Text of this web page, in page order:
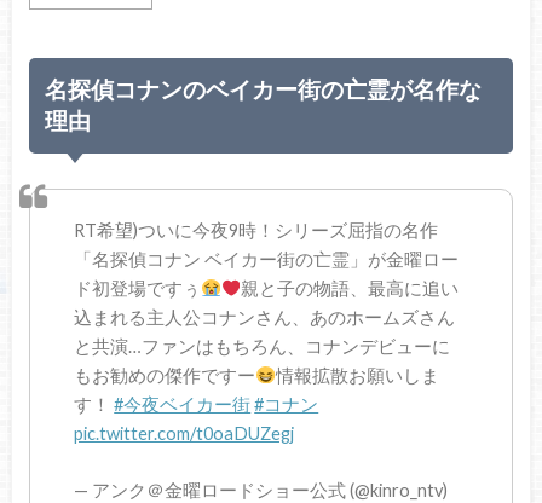
名探偵コナンのベイカー街の亡霊が名作な
理由
RT希望)ついに今夜9時！シリーズ屈指の名作
「名探偵コナン ベイカー街の亡霊」が金曜ロー
ド初登場ですぅ
親と子の物語、最高に追い
込まれる主人公コナンさん、あのホームズさん
と共演…ファンはもちろん、コナンデビューに
もお勧めの傑作ですー
情報拡散お願いしま
す！#今夜ベイカー街#コナン
pic.twitter.com/t0oaDUZegj
— アンク＠金曜ロードショー公式 (@kinro_ntv)